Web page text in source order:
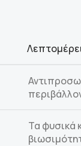
Τα φυσικά